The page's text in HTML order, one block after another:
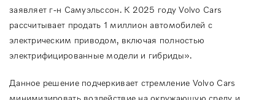
заявляет г-н Самуэльссон. К 2025 году Volvo Cars
рассчитывает продать 1 миллион автомобилей с
электрическим приводом, включая полностью
электрифицированные модели и гибриды».
Данное решение подчеркивает стремление Volvo Cars
минимизировать воздействие на окружающую среду и